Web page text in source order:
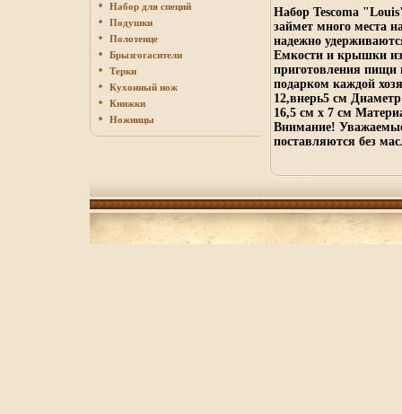
Набор для специй
Подушки
Полотенце
Брызгогасители
Терки
Кухонный нож
Книжки
Ножницы
Набор Tescoma
займет много места
надежно
Емкости и крышки
приготовления пищи
подарком каждой
12,внерь5 см
16,5 см х 7 см
Внимание!
поставляются без